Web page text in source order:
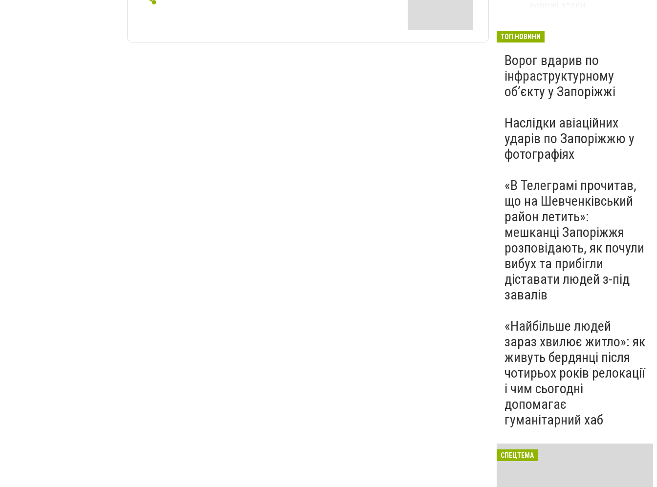
ТОП НОВИНИ
Ворог вдарив по
інфраструктурному
обʼєкту у Запоріжжі
Наслідки авіаційних
ударів по Запоріжжю у
фотографіях
«В Телеграмі прочитав,
що на Шевченківський
район летить»:
мешканці Запоріжжя
розповідають, як почули
вибух та прибігли
діставати людей з-під
завалів
«Найбільше людей
зараз хвилює житло»: як
живуть бердянці після
чотирьох років релокації
і чим сьогодні
допомагає
гуманітарний хаб
СПЕЦТЕМА